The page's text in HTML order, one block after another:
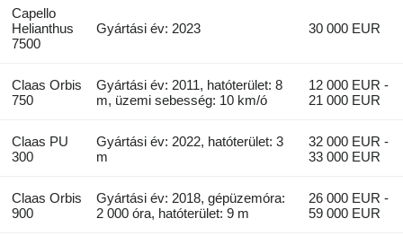
Capello
Helianthus
7500
Gyártási év: 2023 30 000 EUR
Claas Orbis
750
Gyártási év: 2011, hatóterület: 8
m, üzemi sebesség: 10 km/ó
12 000 EUR -
21 000 EUR
Claas PU
300
Gyártási év: 2022, hatóterület: 3
m
32 000 EUR -
33 000 EUR
Claas Orbis
900
Gyártási év: 2018, gépüzemóra:
2 000 óra, hatóterület: 9 m
26 000 EUR -
59 000 EUR